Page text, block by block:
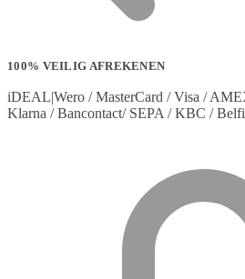
100% VEILIG AFREKENEN
iDEAL|Wero / MasterCard / Visa /
Klarna / Bancontact/ SEPA / KBC /